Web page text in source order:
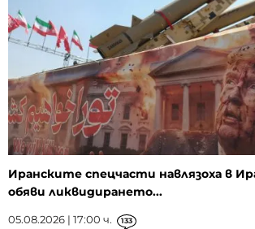
Иранските спецчасти навлязоха в
обяви ликвидирането...
05.08.2026 | 17:00 ч. 133